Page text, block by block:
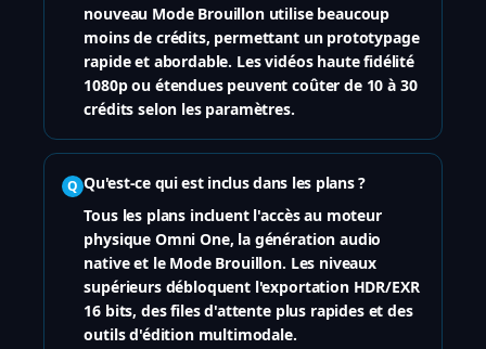
nouveau Mode Brouillon utilise beaucoup
moins de crédits, permettant un prototypage
rapide et abordable. Les vidéos haute fidélité
1080p ou étendues peuvent coûter de 10 à 30
crédits selon les paramètres.
Q Qu'est-ce qui est inclus dans les plans ?
Tous les plans incluent l'accès au moteur
physique Omni One, la génération audio
native et le Mode Brouillon. Les niveaux
supérieurs débloquent l'exportation HDR/EXR
16 bits, des files d'attente plus rapides et des
outils d'édition multimodale.